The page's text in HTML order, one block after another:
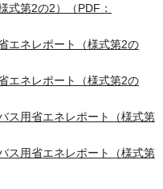
式第2の2）（PDF：
エネレポート（様式第2の
エネレポート（様式第2の
ス用省エネレポート（様式第
ス用省エネレポート（様式第